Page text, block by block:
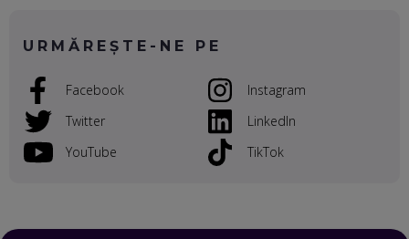
VOICU OPREAN (AROBS): CUM CONSTRUIEȘTI O COMPANIE
TA LOCALĂ - ȘI CE SĂ DAI ÎNAPOI
EP. 52
ROBERT GRAUR, FOMO: SPEAKERUL PE SCENĂ, INVITATUL
ÎN SALĂ, DAR ÎNVĂȚĂM UNII DE LA CEILALȚI. VIN JASON
DERULO, STEVEN BARTLETT ȘI ALȚI PESTE 60 DE
URMĂREȘTE-NE PE
Facebook
Twitter
YouTube
Instagram
LinkedIn
TikTok